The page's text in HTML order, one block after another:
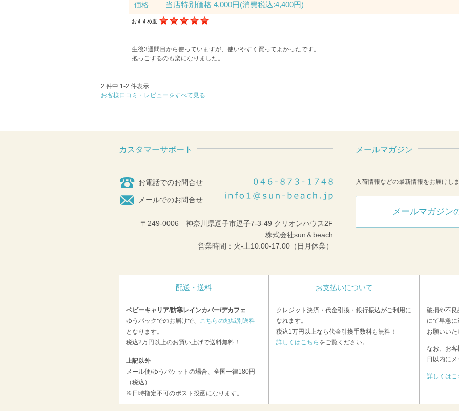
価格 当店特別価格 4,000円(消費税込:4,400円)
おすすめ度
生後3週間目から使っていますが、使いやすく買ってよかったです。
抱っこするのも楽になりました。
2 件中 1-2 件表示
お客様口コミ・レビューをすべて見る
カスタマーサポート
お電話でのお問合せ
メールでのお問合せ
〒249-0006 神奈川県逗子市逗子7-3-49 クリオンハウス2F
株式会社sun＆beach
営業時間：火-土10:00-17:00（日月休業）
メールマガジン
入荷情報などの最新情報をお届けしま
メールマガジン
配送・送料
ベビーキャリア/防寒レインカバー/デカフェ
ゆうパックでのお届けで、
こちらの地域別送料
となります。
税込2万円以上のお買い上げで送料無料！
上記以外
メール便/ゆうパケットの場合、全国一律180円
（税込）
※日時指定不可のポスト投函になります。
お支払いについて
クレジット決済・代金引換・銀行振込がご利用に
なれます。
税込1万円以上なら代金引換手数料も無料！
詳しくはこちら をご覧ください。
破損や不
にて早急
お願いいた
なお、お
日以内に
詳しくはこ